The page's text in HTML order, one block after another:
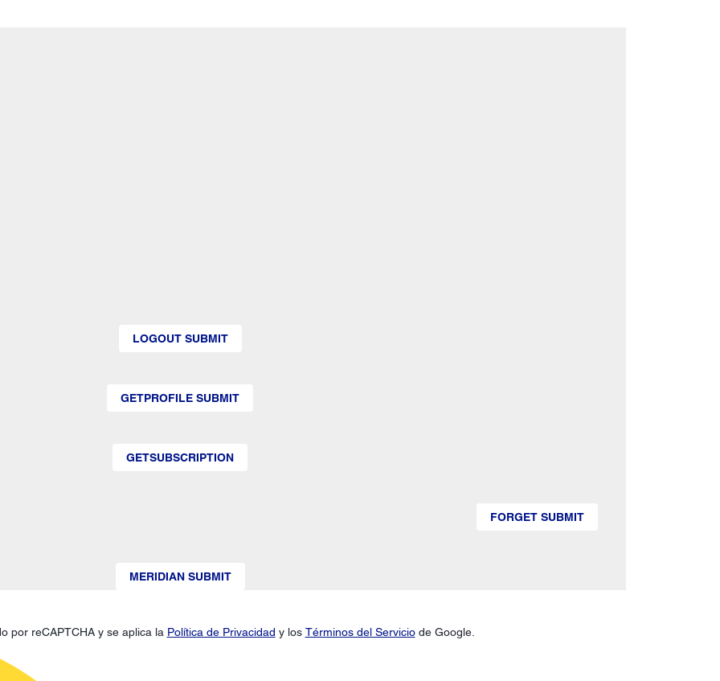
LOGOUT SUBMIT
GETPROFILE SUBMIT
GETSUBSCRIPTION
FORGET SUBMIT
MERIDIAN SUBMIT
por reCAPTCHA y se aplica la Política de Privacidad y los Términos del Serviciode Google.